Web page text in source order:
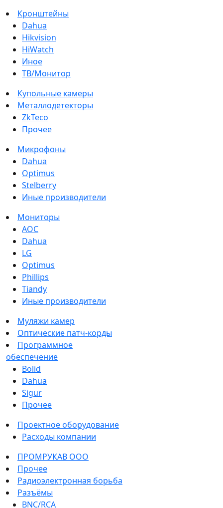
Кронштейны
Dahua
Hikvision
HiWatch
Иное
ТВ/Монитор
Купольные камеры
Металлодетекторы
ZkTeco
Прочее
Микрофоны
Dahua
Optimus
Stelberry
Иные производители
Мониторы
AOC
Dahua
LG
Optimus
Phillips
Tiandy
Иные производители
Муляжи камер
Оптические патч-корды
Программное
обеспечение
Bolid
Dahua
Sigur
Прочее
Проектное оборудование
Расходы компании
ПРОМРУКАВ ООО
Прочее
Радиоэлектронная борьба
Разъёмы
BNC/RCA